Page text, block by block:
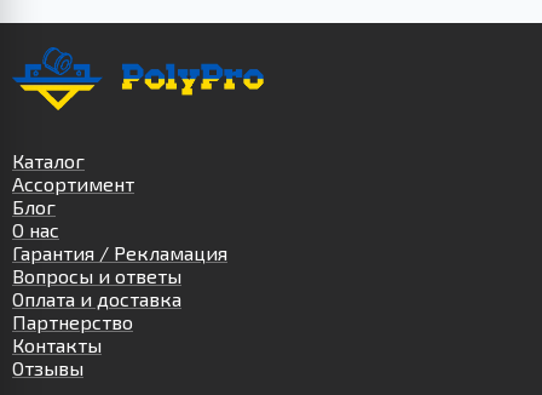
Каталог
Ассортимент
Блог
О нас
Гарантия / Рекламация
Вопросы и ответы
Оплата и доставка
Партнерство
Контакты
Отзывы